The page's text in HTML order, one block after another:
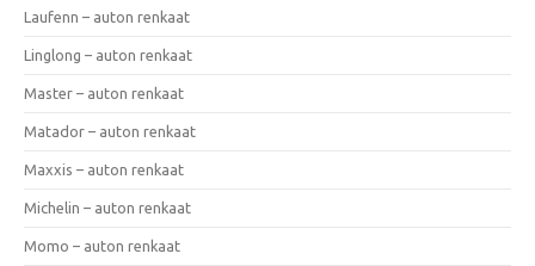
Laufenn – auton renkaat
Linglong – auton renkaat
Master – auton renkaat
Matador – auton renkaat
Maxxis – auton renkaat
Michelin – auton renkaat
Momo – auton renkaat